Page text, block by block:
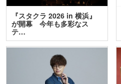
『スタクラ 2026 in 横浜』
が開幕 今年も多彩なス
テ…